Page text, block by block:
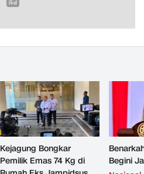
Kejagung Bongkar
Pemilik Emas 74 Kg di
Begini